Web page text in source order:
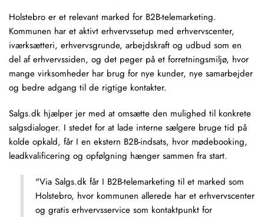
Holstebro er et relevant marked for B2B-telemarketing.
Kommunen har et aktivt erhvervssetup med erhvervscenter,
iværksætteri, erhvervsgrunde, arbejdskraft og udbud som en
del af erhvervssiden, og det peger på et forretningsmiljø, hvor
mange virksomheder har brug for nye kunder, nye samarbejder
og bedre adgang til de rigtige kontakter.
Salgs.dk hjælper jer med at omsætte den mulighed til konkrete
salgsdialoger. I stedet for at lade interne sælgere bruge tid på
kolde opkald, får I en ekstern B2B-indsats, hvor mødebooking,
leadkvalificering og opfølgning hænger sammen fra start.
"Via Salgs.dk får I B2B-telemarketing til et marked som
Holstebro, hvor kommunen allerede har et erhvervscenter
og gratis erhvervsservice som kontaktpunkt for